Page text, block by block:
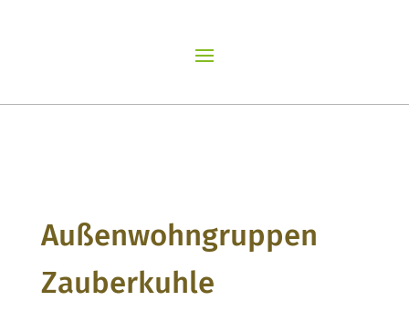
Außenwohngruppen
Zauberkuhle